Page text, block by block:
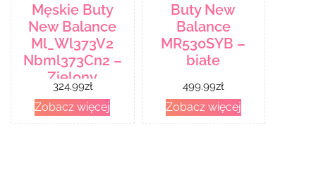
Męskie Buty
New Balance
Ml_Wl373V2
Nbml373Cn2 –
Zielony
324.99zł
Zobacz więcej
Buty New
Balance
MR530SYB –
białe
499.99zł
Zobacz więcej